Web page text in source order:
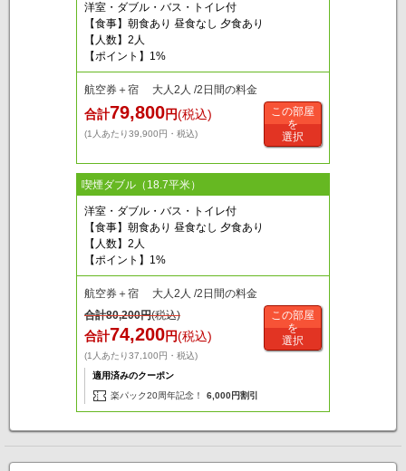
洋室・ダブル・バス・トイレ付
【食事】朝食あり 昼食なし 夕食あり
【人数】2人
【ポイント】1%
航空券＋宿 大人2人 /2日間の料金
合計79,800円(税込)
(1人あたり39,900円・税込)
この部屋
を
選択
喫煙ダブル（18.7平米）
洋室・ダブル・バス・トイレ付
【食事】朝食あり 昼食なし 夕食あり
【人数】2人
【ポイント】1%
航空券＋宿 大人2人 /2日間の料金
合計80,200円(税込)
合計74,200円(税込)
(1人あたり37,100円・税込)
適用済みのクーポン
楽パック20周年記念！
6,000円割引
この部屋
を
選択